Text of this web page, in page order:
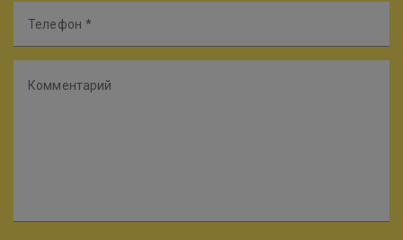
Телефон
Комментарий